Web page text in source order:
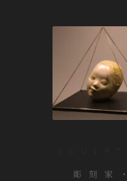
彫刻家